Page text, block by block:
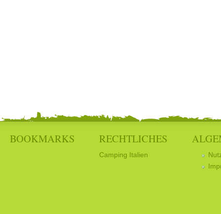
BOOKMARKS RECHTLICHES
Camping Italien